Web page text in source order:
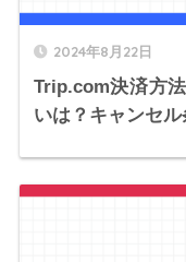
2024年8月22日
Trip.com決済方
いは？キャンセ